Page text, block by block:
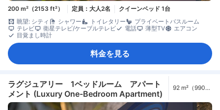
200 m²（2153 ft²） 定員：大人2名
クイーンベッド 1台
眺望: シティ
シャワー トイレタリー
プライベートバスルーム
テレビ
衛星テレビ/ケーブルテレビ 電話 薄型TV
エアコン
目覚まし時計
料金を見る
ラグジュアリー 1ベッドルーム アパート
メント (Luxury One-Bedroom Apartment)
92 m²（990